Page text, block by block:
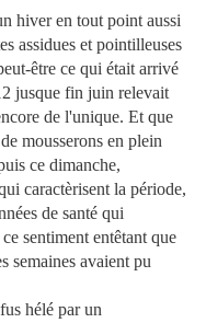
hiver en tout point aussi
assidues et pointilleuses
être ce qui était arrivé
jusque fin juin relevait
de l'unique. Et que
mousserons en plein
ce dimanche,
caractèrisent la période,
de santé qui
sentiment entêtant que
semaines avaient pu
hélé par un